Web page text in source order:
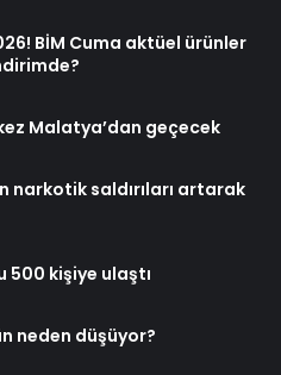
BİM Cuma aktüel ürünler
Malatya’dan geçecek
narkotik saldırıları artarak
500 kişiye ulaştı
neden düşüyor?